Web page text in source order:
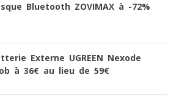
Bluetooth ZOVIMAX à -72%
Externe UGREEN Nexode
à 36€ au lieu de 59€